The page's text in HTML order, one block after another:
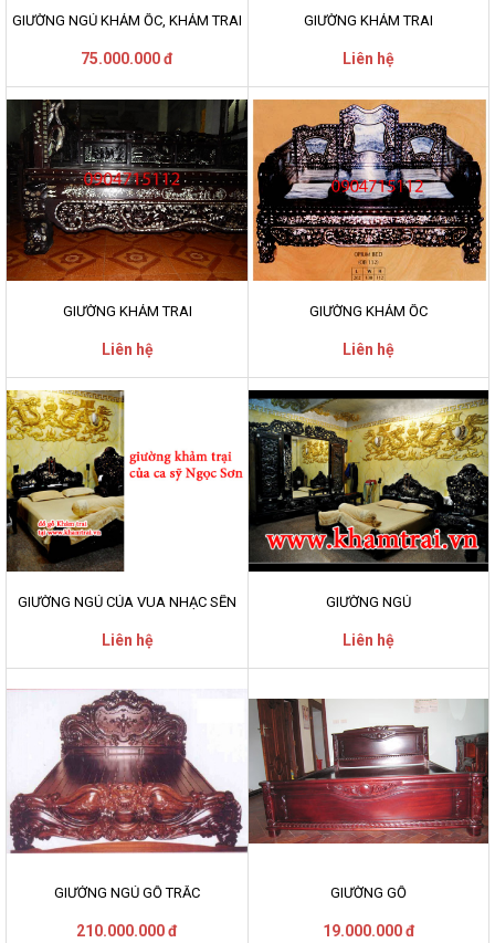
GIƯỜNG NGỦ KHẢM ỐC, KHẢM TRAI
75.000.000 đ
GIƯỜNG KHẢM TRAI
Liên hệ
GIƯỜNG KHẢM TRAI
Liên hệ
GIƯỜNG KHẢM ỐC
Liên hệ
GIƯỜNG NGỦ CỦA VUA NHẠC SẾN
Liên hệ
GIƯỜNG NGỦ
Liên hệ
GIƯỞNG NGỦ GỖ TRẮC
210.000.000 đ
GIƯỜNG GỖ
19.000.000 đ